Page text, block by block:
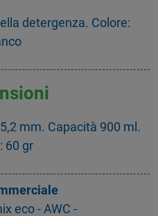
detergenza. Colore:
mm. Capacità 900 ml.
60 gr
eco - AWC -